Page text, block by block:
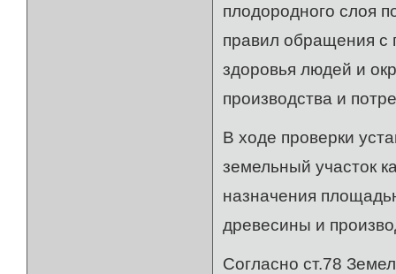
плодородного слоя
правил обращения с
здоровья людей и
производства и
В ходе проверки
земельный участок
назначения
древесины и
Согласно ст.78